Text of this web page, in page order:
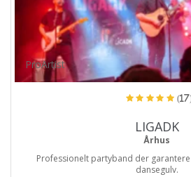
ProArtist
LIGADK
Århus
Professionelt partyband der
dansegulv.